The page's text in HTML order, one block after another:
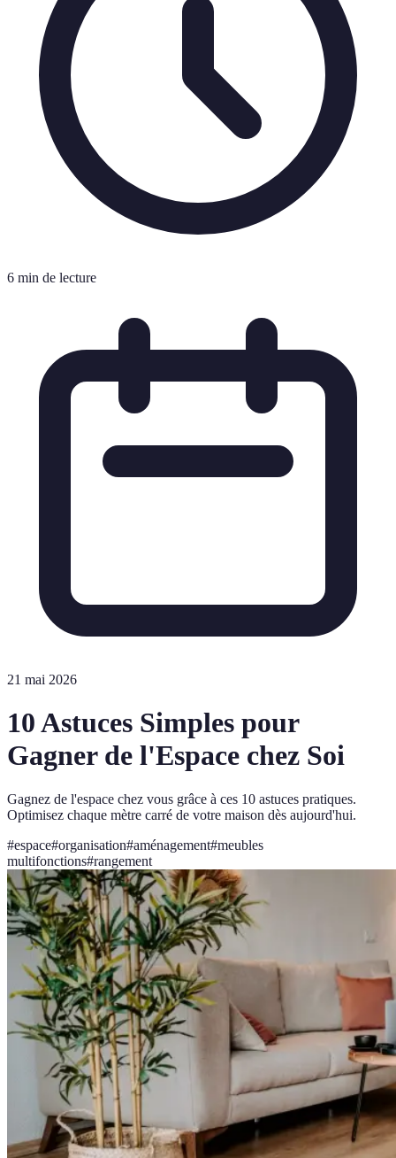
6 min de lecture
21 mai 2026
10 Astuces Simples pour
Gagner de l'Espace chez Soi
Gagnez de l'espace chez vous grâce à ces 10 astuces pratiques.
Optimisez chaque mètre carré de votre maison dès aujourd'hui.
#espace#organisation#aménagement#meubles
multifonctions#rangement